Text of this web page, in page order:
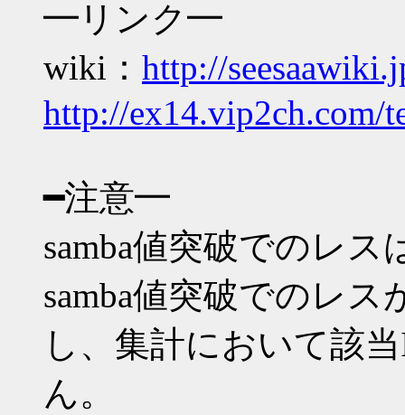
━リンク━
wiki： http://
http://ex14.vip2ch.com/
━注意━
samba値突破でのレ
samba値突破でのレ
し、集計において該
ん。